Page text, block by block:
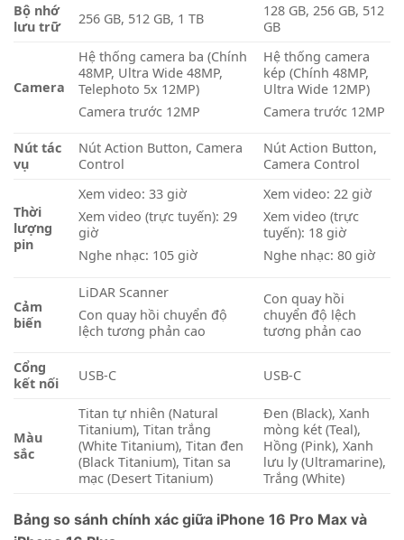
Bộ nhớ
lưu trữ
256 GB, 512 GB, 1 TB
128 GB, 256 GB, 512
GB
Camera
Hệ thống camera ba (Chính
48MP, Ultra Wide 48MP,
Telephoto 5x 12MP)
Camera trước 12MP
Hệ thống camera
kép (Chính 48MP,
Ultra Wide 12MP)
Camera trước 12MP
Nút tác
vụ
Nút Action Button, Camera
Control
Nút Action Button,
Camera Control
Thời
lượng
pin
Xem video: 33 giờ
Xem video (trực tuyến): 29
giờ
Nghe nhạc: 105 giờ
Xem video: 22 giờ
Xem video (trực
tuyến): 18 giờ
Nghe nhạc: 80 giờ
Cảm
biến
LiDAR Scanner
Con quay hồi chuyển độ
lệch tương phản cao
Con quay hồi
chuyển độ lệch
tương phản cao
Cổng
kết nối
USB-C USB-C
Màu
sắc
Titan tự nhiên (Natural
Titanium), Titan trắng
(White Titanium), Titan đen
(Black Titanium), Titan sa
mạc (Desert Titanium)
Đen (Black), Xanh
mòng két (Teal),
Hồng (Pink), Xanh
lưu ly (Ultramarine),
Trắng (White)
Bảng so sánh chính xác giữa iPhone 16 Pro Max và